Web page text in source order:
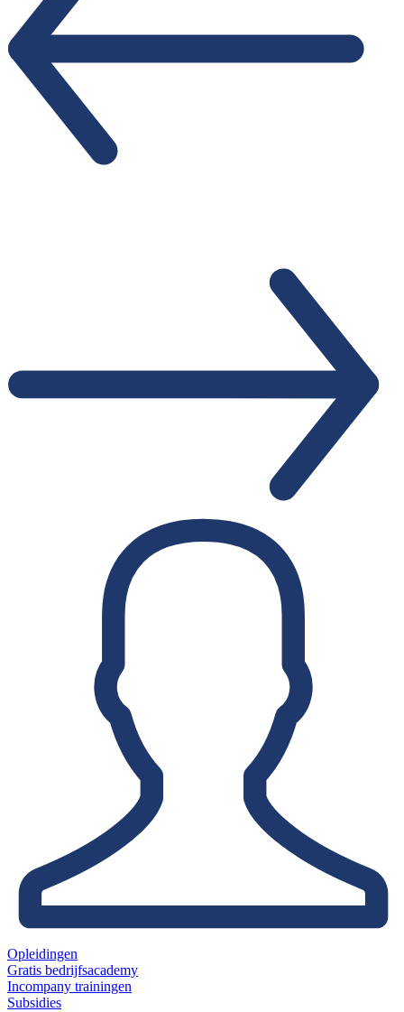
Opleidingen
Gratis bedrijfsacademy
Incompany trainingen
Subsidies